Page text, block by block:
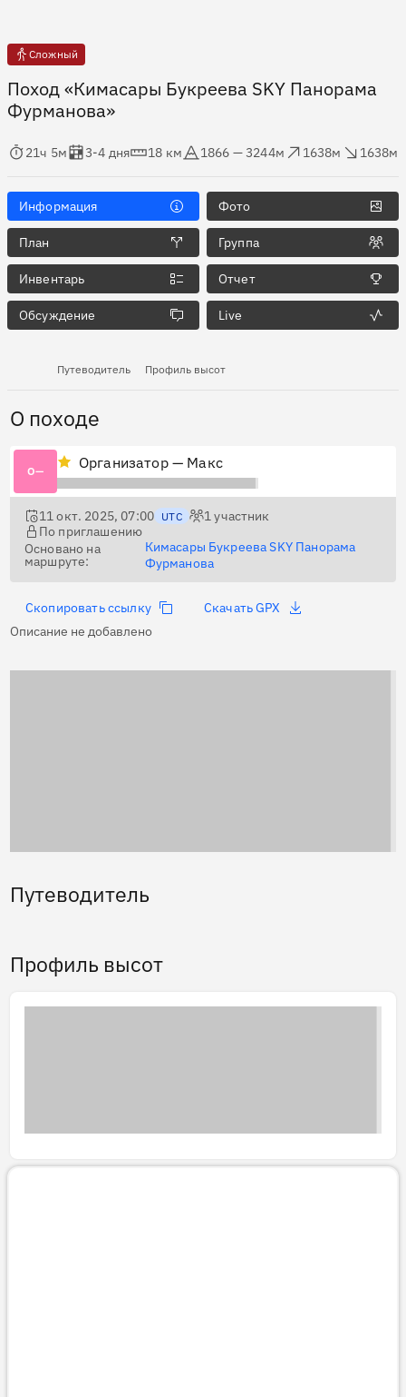
Сложный
Поход «Кимасары Букреева SKY Панорама
Фурманова»
в пути
21ч 5м
Оценка в днях
3-4 дня
Дистанция
18 км
1866 — 3244м
1638м
1638м
Информация Фото
План Группа
Инвентарь Отчет
Обсуждение Live
Путеводитель Профиль высот
О походе
О— Организатор — Макс
11 окт. 2025, 07:00 UTC 1участник
По приглашению
Основано на
маршруте:
Кимасары Букреева SKY Панорама
Фурманова
Скопировать ссылку
Скачать GPX
Описание не добавлено
Путеводитель
Профиль высот